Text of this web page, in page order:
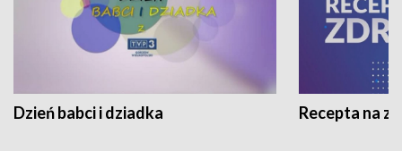
Dzień babci i dziadka Recepta na